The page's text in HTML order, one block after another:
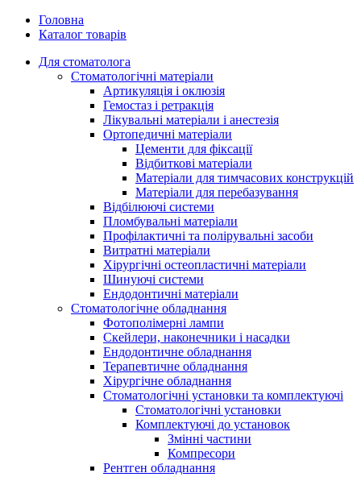
Головна
Каталог товарів
Для стоматолога
Стоматологічні матеріали
Артикуляція і оклюзія
Гемостаз і ретракція
Лікувальні матеріали і анестезія
Ортопедичні матеріали
Цементи для фіксації
Відбиткові матеріали
Матеріали для тимчасових конструкцій
Матеріали для перебазування
Відбілюючі системи
Пломбувальні матеріали
Профілактичні та полірувальні засоби
Витратні матеріали
Хірургічні остеопластичні матеріали
Шинуючі системи
Ендодонтичні матеріали
Стоматологічне обладнання
Фотополімерні лампи
Скейлери, наконечники і насадки
Ендодонтичне обладнання
Терапевтичне обладнання
Хірургічне обладнання
Стоматологічні установки та комплектуючі
Стоматологічні установки
Комплектуючі до установок
Змінні частини
Компресори
Рентген обладнання